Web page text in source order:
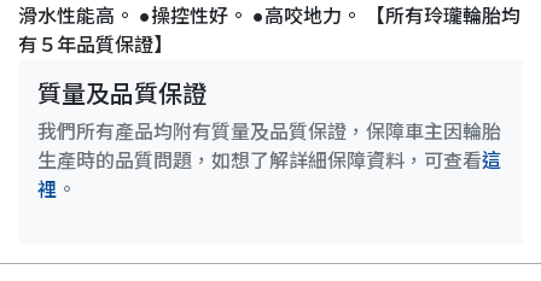
滑水性能高。 ●操控性好。 ●高咬地力。 【所有玲瓏輪胎均
有５年品質保證】
質量及品質保證
我們所有產品均附有質量及品質保證，保障車主因輪胎
生產時的品質問題，如想了解詳細保障資料，可查看這
裡 。